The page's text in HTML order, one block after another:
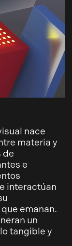
nace
materia y
de
e
interactúan
emanan.
un
tangible y